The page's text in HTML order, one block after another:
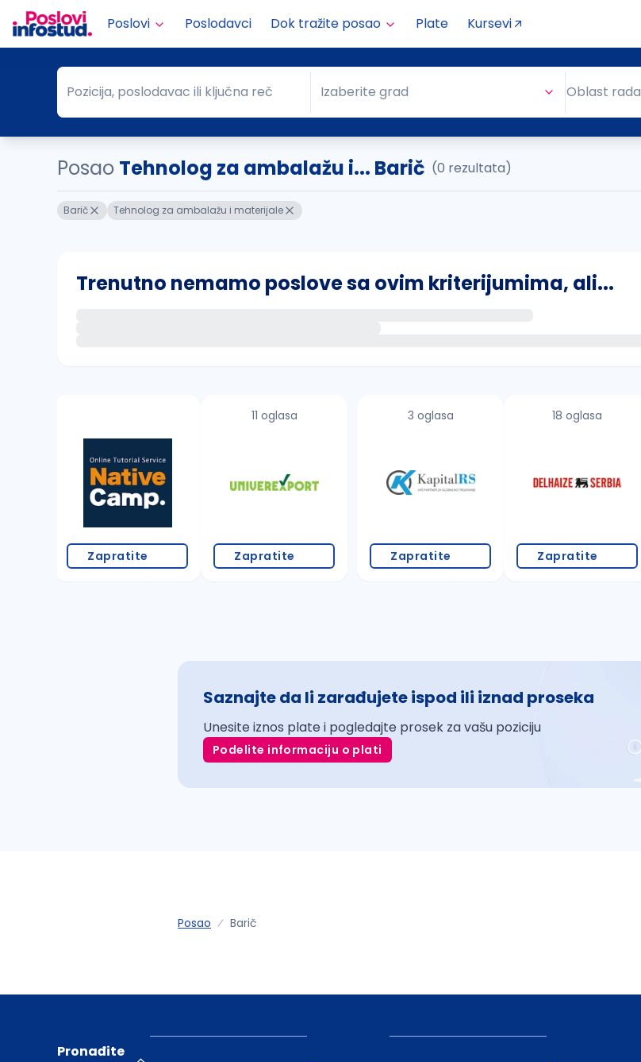
Poslovi Poslodavci Dok tražite posao Plate Kursevi
Pozicija, poslodavac ili ključna reč
Pozicija, poslodavac ili ključna reč Grad
Izaberite grad Oblast rada
Posao Tehnolog za ambalažu i... Barič (0 rezultata)
Barič Tehnolog za ambalažu i materijale
Trenutno nemamo poslove sa ovim kriterijumima, ali...
proverite pravopisne greške (koristite č, ć, š, đ, ž, dž)
povećajte radijus za odabrani grad
Zapratite
11 oglasa
Zapratite
3 oglasa
Zapratite
18 oglasa
Zapratite
Saznajte da li zarađujete ispod ili iznad proseka
Unesite iznos plate i pogledajte prosek za vašu poziciju
Podelite informaciju o plati
Posao Barič
Pronađite